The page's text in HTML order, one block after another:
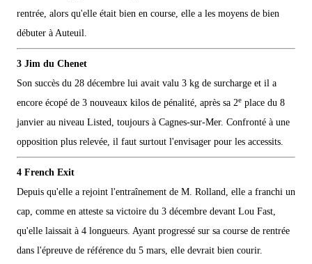
rentrée, alors qu'elle était bien en course, elle a les moyens de bien
débuter à Auteuil.
3 Jim du Chenet
Son succès du 28 décembre lui avait valu 3 kg de surcharge et il a
encore écopé de 3 nouveaux kilos de pénalité, après sa 2e place du 8
janvier au niveau Listed, toujours à Cagnes-sur-Mer. Confronté à une
opposition plus relevée, il faut surtout l'envisager pour les accessits.
4 French Exit
Depuis qu'elle a rejoint l'entraînement de M. Rolland, elle a franchi un
cap, comme en atteste sa victoire du 3 décembre devant Lou Fast,
qu'elle laissait à 4 longueurs. Ayant progressé sur sa course de rentrée
dans l'épreuve de référence du 5 mars, elle devrait bien courir.